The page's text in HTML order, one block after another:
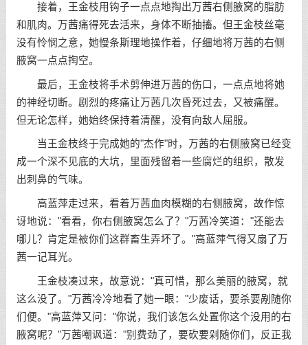
接着，王金枝用钩子一点点地掏出万茜右侧腋窝的脂肪
和肌肉。万茜痛得死去活来，身体不断抽搐。但王金枝丝毫
没有怜悯之意，她慢条斯理地操作着，仔细地将万茜的右侧
腋窝一点点掏空。
最后，王金枝将手术剪伸进万茜的伤口，一点点地将她
的神经切断。剧烈的疼痛让万茜几次昏死过去，又被痛醒。
但无论怎样，她始终保持着清醒，没有向敌人屈服。
当王金枝终于完成她的"杰作"时，万茜的右侧腋窝已经变
成一个深不见底的大坑，里面残留着一些腐烂的组织，散发
出刺鼻的气味。
高蓝萍走过来，看着万茜血肉模糊的右侧腋窝，故作惊
讶地说："看看，你右侧腋窝怎么了？"万茜冷笑道："还能去
哪儿？肯定是被你们这群畜生弄坏了。"高蓝萍气得又扇了万
茜一记耳光。
王金枝凑过来，故意说："真可惜，那么美丽的腋窝，就
这么没了。"万茜冷冷地看了她一眼："少废话，要杀要剐随你
们便。"高蓝萍又问："你说，我们该怎么处置你这个没用的右
腋窝呢？"万茜嘲讽道："别费劲了，要砍要剁随你们，反正我